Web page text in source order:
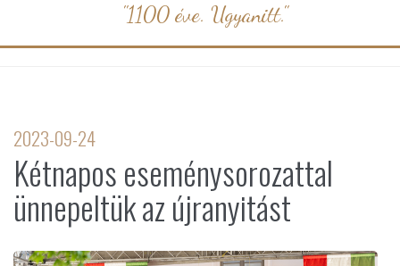
"1100 éve. Ugyanitt."
2023-09-24
Kétnapos eseménysorozattal
ünnepeltük az újranyitást